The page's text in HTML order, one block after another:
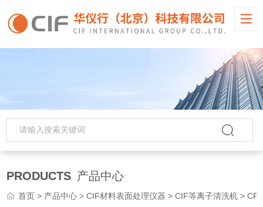
PRODUCTS 产品中心
首页 > 产品中心 >CIF材料表面处理仪器 >CIF等离子清洗机 > CPC15P/CPC35P不同型号CIF转筒式等离子清洗机